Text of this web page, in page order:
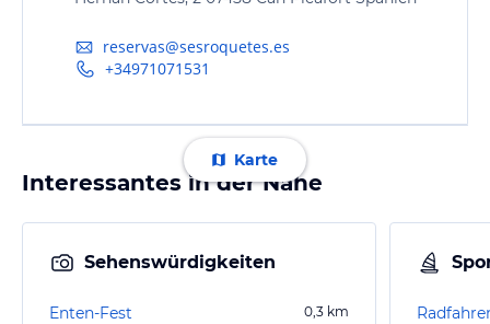
reservas@sesroquetes.es
+34971071531
Karte
Interessantes in der Nähe
Sehenswürdigkeiten
Enten-Fest 0,3 km